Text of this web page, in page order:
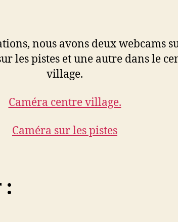
nous avons deux webcams
les pistes et une autre dans le
village.
Caméra centre village.
Caméra sur les pistes
: